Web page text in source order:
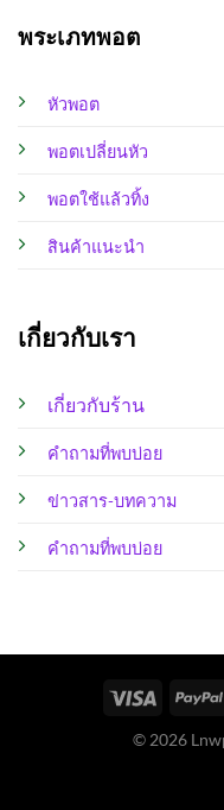
พระเภทพอต
หัวพอต
พอตเปลี่ยนหัว
พอตใช้แล้วทิ้ง
สินค้าแนะนำ
เกี่ยวกับเรา
เกี่ยวกับร้าน
คำถามที่พบบ่อย
ข่าวสาร-บทความ
คำถามที่พบบ่อย
© 2026